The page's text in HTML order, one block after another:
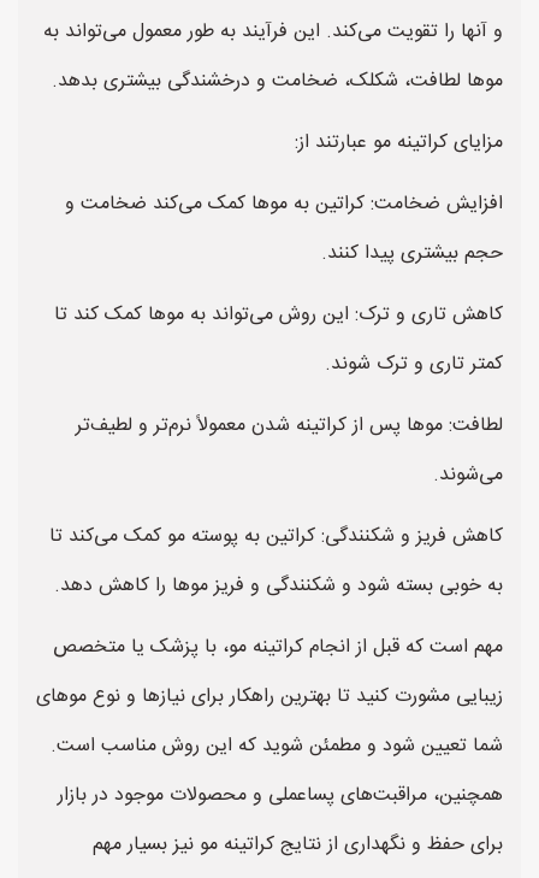
و آنها را تقویت می‌کند. این فرآیند به طور معمول می‌تواند به
موها لطافت، شکلک، ضخامت و درخشندگی بیشتری بدهد.
مزایای کراتینه مو عبارتند از:
افزایش ضخامت: کراتین به موها کمک می‌کند ضخامت و
حجم بیشتری پیدا کنند.
کاهش تاری و ترک: این روش می‌تواند به موها کمک کند تا
کمتر تاری و ترک شوند.
لطافت: موها پس از کراتینه شدن معمولاً نرم‌تر و لطیف‌تر
می‌شوند.
کاهش فریز و شکنندگی: کراتین به پوسته مو کمک می‌کند تا
به خوبی بسته شود و شکنندگی و فریز موها را کاهش دهد.
مهم است که قبل از انجام کراتینه مو، با پزشک یا متخصص
زیبایی مشورت کنید تا بهترین راهکار برای نیازها و نوع موهای
شما تعیین شود و مطمئن شوید که این روش مناسب است.
همچنین، مراقبت‌های پساعملی و محصولات موجود در بازار
برای حفظ و نگهداری از نتایج کراتینه مو نیز بسیار مهم